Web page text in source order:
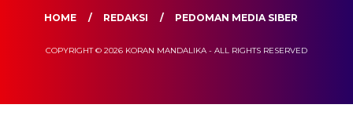
HOME REDAKSI PEDOMAN MEDIA SIBER
COPYRIGHT © 2026 KORAN MANDALIKA - ALL RIGHTS RESERVED